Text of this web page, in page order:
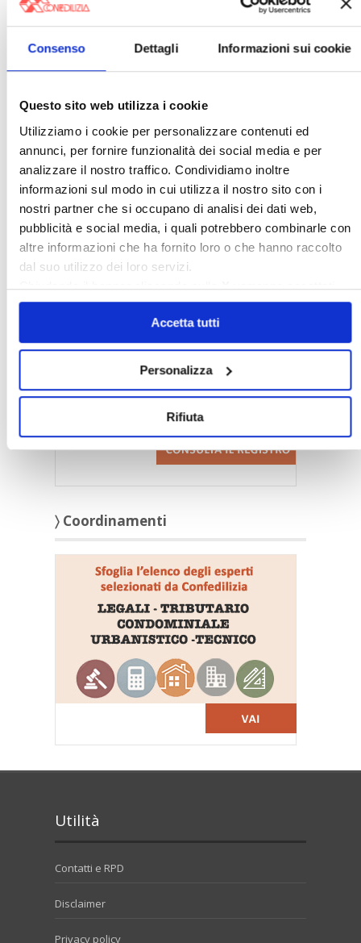
Consenso Dettagli Informazioni sui cookie
Questo sito web utilizza i cookie
Utilizziamo i cookie per personalizzare contenuti ed
annunci, per fornire funzionalità dei social media e per
analizzare il nostro traffico. Condividiamo inoltre
informazioni sul modo in cui utilizza il nostro sito con i
nostri partner che si occupano di analisi dei dati web,
pubblicità e social media, i quali potrebbero combinarle con
altre informazioni che ha fornito loro o che hanno raccolto
dal suo utilizzo dei loro servizi.
Chiudendo il banner cliccando sullaXverranno accettati
solo i cookie necessari.
Accetta tutti
Personalizza
Rifiuta
〉 affittocasa.info
Scopri il portale della Confedilizia che ti aiuta
a gestire ogni aspetto del tuo contratto di
locazione, visitaaffittocasa.info
〉 Amministratori
〉 Coordinamenti
Utilità
Contatti e RPD
Disclaimer
Privacy policy